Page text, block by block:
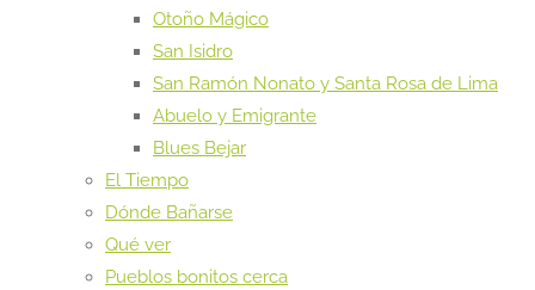
Otoño Mágico
San Isidro
San Ramón Nonato y Santa Rosa de Lima
Abuelo y Emigrante
Blues Bejar
El Tiempo
Dónde Bañarse
Qué ver
Pueblos bonitos cerca